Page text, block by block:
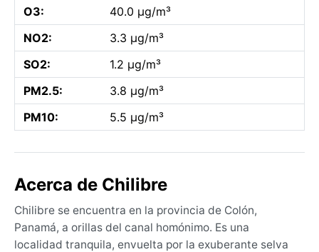
O3:
40.0 µg/m³
NO2:
3.3 µg/m³
SO2:
1.2 µg/m³
PM2.5:
3.8 µg/m³
PM10:
5.5 µg/m³
Acerca de Chilibre
Chilibre se encuentra en la provincia de Colón,
Panamá, a orillas del canal homónimo. Es una
localidad tranquila, envuelta por la exuberante selva